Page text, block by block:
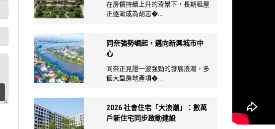
在房價持續上升的背景下，長期租屋
正逐漸成為胡志�...
同奈強勢崛起，邁向新興城市中
心
同奈正見證一波強勁的發展浪潮，多
個大型房地產項�...
2026 社會住宅「大浪潮」：數萬
戶新住宅同步啟動建設